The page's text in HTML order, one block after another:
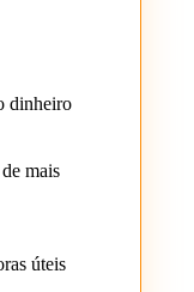
dinheiro
mais
úteis